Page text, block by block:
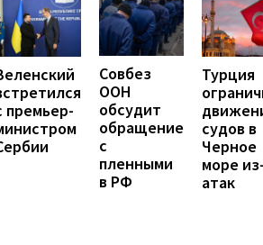
премьер-
Совбез
ООН
обсудит
обращение
с
пленными
в РФ
Турция
судов в
Черное
море
атак